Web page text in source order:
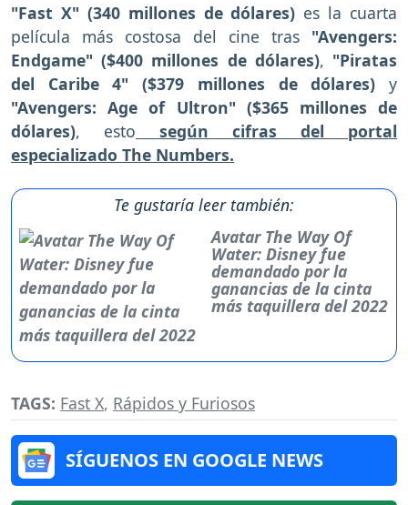
"Fast X" (340 millones de dólares) es la cuarta
película más costosa del cine tras "Avengers:
Endgame" ($400 millones de dólares), "Piratas
del Caribe 4" ($379 millones de dólares) y
"Avengers: Age of Ultron" ($365 millones de
dólares), esto
según cifras del portal
especializado The Numbers.
Te gustaría leer también:
Avatar The Way Of
Water: Disney fue
demandado por la
ganancias de la cinta
más taquillera del 2022
TAGS: Fast X, Rápidos y Furiosos
SÍGUENOS EN GOOGLE NEWS